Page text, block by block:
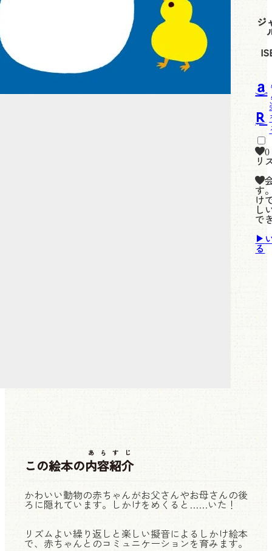
ジ
0
リ
す
け
し
で
る
この絵本の内容紹介
あらすじ
かわいい動物の赤ちゃんがお父さんやお母さんの後
ろに隠れています。しかけをめくると……いた！
リズムよい繰り返しと楽しい擬音によるしかけ絵本
で、赤ちゃんとのコミュニケーションを育みます。